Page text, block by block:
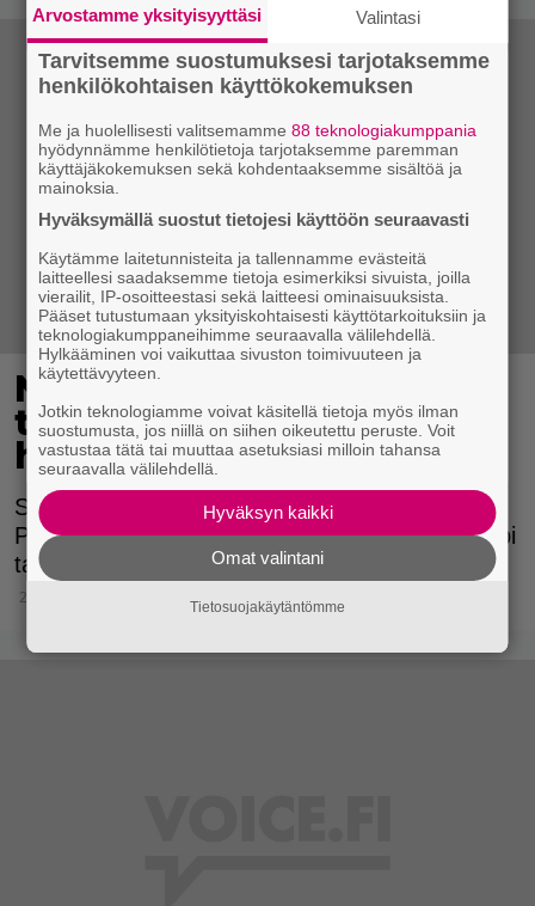
Nettishoppailun uudet
tuulet: Pian voit todistaa
henkilöllisyytesi selfiellä
Selfiet eivät ole pelkkää turhamaista hupailua.
Pian ne voivat olla jopa salasanoja turvallisempi
tapa maksaa internetissä.
26.2.2016 15:45
Arvostamme yksityisyyttäsi Valintasi
Tarvitsemme suostumuksesi tarjotaksemme
henkilökohtaisen käyttökokemuksen
Me ja huolellisesti valitsemamme88 teknologiakumppania
hyödynnämme henkilötietoja tarjotaksemme paremman
käyttäjäkokemuksen sekä kohdentaaksemme sisältöä ja
mainoksia.
Hyväksymällä suostut tietojesi käyttöön seuraavasti
Käytämme laitetunnisteita ja tallennamme evästeitä
laitteellesi saadaksemme tietoja esimerkiksi sivuista, joilla
vierailit, IP-osoitteestasi sekä laitteesi ominaisuuksista.
Pääset tutustumaan yksityiskohtaisesti käyttötarkoituksiin ja
teknologiakumppaneihimme seuraavalla välilehdellä.
Hylkääminen voi vaikuttaa sivuston toimivuuteen ja
käytettävyyteen.
Jotkin teknologiamme voivat käsitellä tietoja myös ilman
suostumusta, jos niillä on siihen oikeutettu peruste. Voit
vastustaa tätä tai muuttaa asetuksiasi milloin tahansa
seuraavalla välilehdellä.
Hyväksyn kaikki
Omat valintani
Tietosuojakäytäntömme